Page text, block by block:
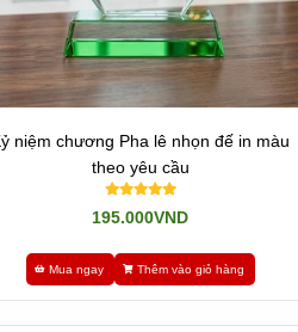
các bạn kinh doanh cuối trang web.
niệm chương Pha lê nhọn đế in màu
theo yêu cầu
195.000VND
Mua ngay Thêm vào giỏ hàng